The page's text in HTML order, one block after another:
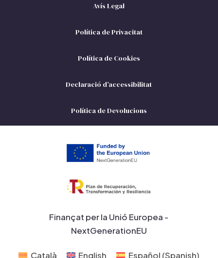
Avís Legal
Política de Privacitat
Política de Cookies
Declaració d’accessibilitat
Política de Devolucions
Finançat per la Unió Europea -
NextGenerationEU
Català English Español (Spanish)